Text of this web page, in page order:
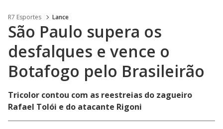
R7 Esportes Lance
São Paulo supera os
desfalques e vence o
Botafogo pelo Brasileirão
Tricolor contou com as reestreias do zagueiro
Rafael Tolói e do atacante Rigoni